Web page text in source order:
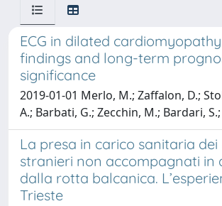
ECG in dilated
findings and long-term
significance
2019-01-01 Merlo, M.; Zaffalon, D.;
A.; Barbati, G.; Zecchin, M.; Bardari,
La presa in carico sanitaria
stranieri non accompagnati in
dalla rotta balcanica.
Trieste